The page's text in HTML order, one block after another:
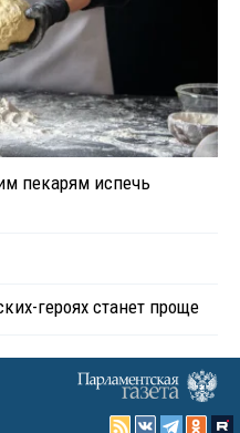
пекарям испечь
героях станет проще